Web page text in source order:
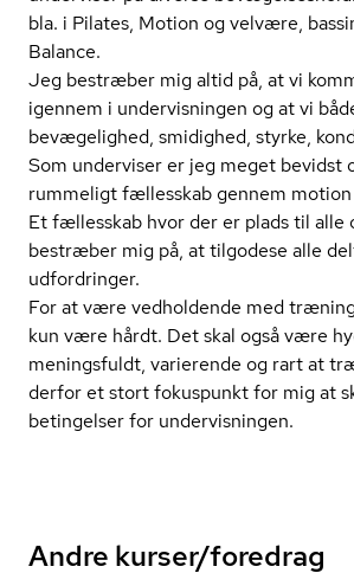
bla. i Pilates, Motion og velvære,
Balance.
Jeg bestræber mig altid på, at vi
igennem i undervisningen og at vi
bevægelighed, smidighed, styrke,
Som underviser er jeg meget bevidst
rummeligt fællesskab gennem
Et fællesskab hvor der er plads til alle
bestræber mig på, at tilgodese alle
udfordringer.
For at være vedholdende med
kun være hårdt. Det skal også være
meningsfuldt, varierende og rart at
derfor et stort fokuspunkt for mig at
betingelser for undervisningen.
Andre kurser/foredrag